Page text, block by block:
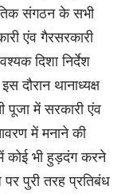
संगठन के सभी
एंव गैरसरकारी
दिशा निर्देश
दौरान थानाध्यक्ष
पूजा में सरकारी एंव
में मनाने की
कोई भी हुड़दंग करने
पुरी तरह प्रतिबंध